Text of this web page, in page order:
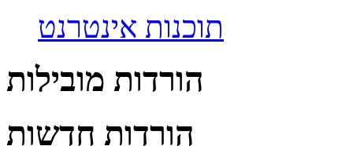
תוכנות אינטרנט
הורדות מובילות
הורדות חדשות